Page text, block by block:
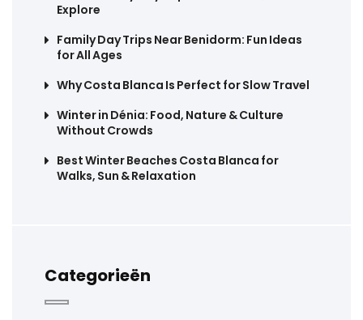
Explore
Family Day Trips Near Benidorm: Fun Ideas
for All Ages
Why Costa Blanca Is Perfect for Slow Travel
Winter in Dénia: Food, Nature & Culture
Without Crowds
Best Winter Beaches Costa Blanca for
Walks, Sun & Relaxation
Categorieën